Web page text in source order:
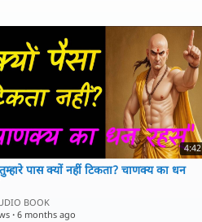
हरा पाएंगे?
4:42
पास क्यों नहीं टिकता? चाणक्य का धन
BOOK
· 6 months ago